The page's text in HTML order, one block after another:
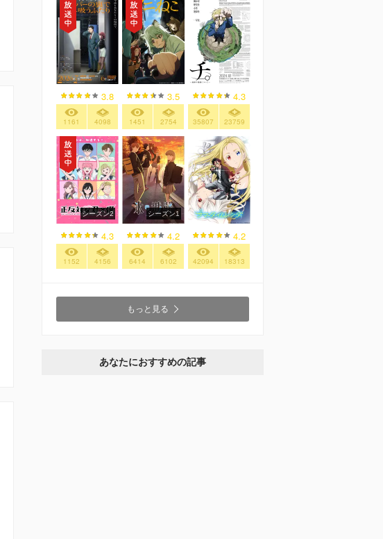
3.8
1161 4098
3.5
1451 2754
4.3
35807 23759
シーズン2
4.3
1152 4156
シーズン1
4.2
6414 6102
4.2
42094 18313
もっと見る
あなたにおすすめの記事